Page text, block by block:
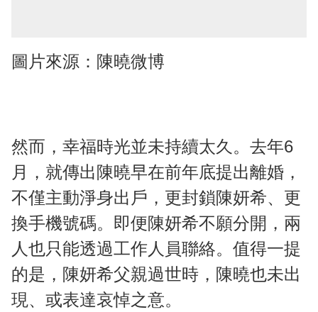
圖片來源：陳曉微博
然而，幸福時光並未持續太久。去年6
月，就傳出陳曉早在前年底提出離婚，
不僅主動淨身出戶，更封鎖陳妍希、更
換手機號碼。即便陳妍希不願分開，兩
人也只能透過工作人員聯絡。值得一提
的是，陳妍希父親過世時，陳曉也未出
現、或表達哀悼之意。